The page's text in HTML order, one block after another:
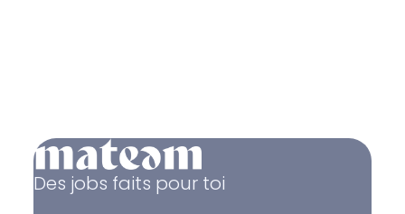
Des jobs faits pour toi